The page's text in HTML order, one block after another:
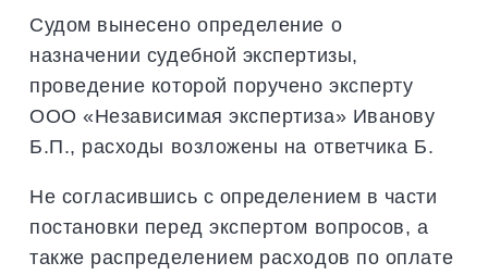
Судом вынесено определение о
назначении судебной экспертизы,
проведение которой поручено эксперту
ООО «Независимая экспертиза» Иванову
Б.П., расходы возложены на ответчика Б.
Не согласившись с определением в части
постановки перед экспертом вопросов, а
также распределением расходов по оплате